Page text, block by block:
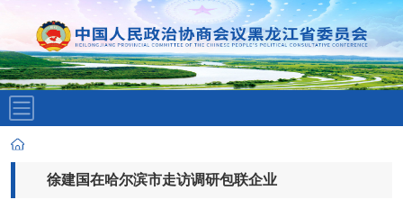
徐建国在哈尔滨市走访调研包联企业